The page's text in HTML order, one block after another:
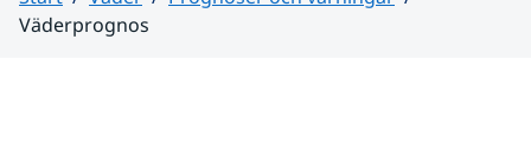
Väderprognos